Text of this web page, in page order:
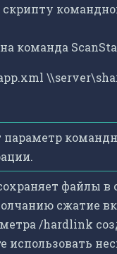
команда
файлы
сжатие
/hardlink